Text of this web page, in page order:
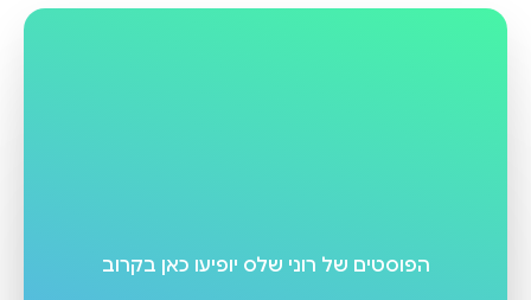
הפוסטים של רוני שלס יופיעו כאן בקרוב